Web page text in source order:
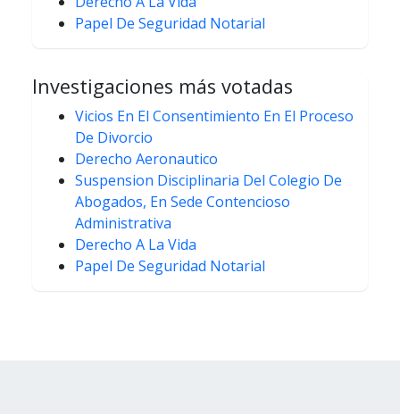
Papel De Seguridad Notarial
Investigaciones más votadas
Vicios En El Consentimiento En El Proceso
De Divorcio
Derecho Aeronautico
Suspension Disciplinaria Del Colegio De
Abogados, En Sede Contencioso
Administrativa
Derecho A La Vida
Papel De Seguridad Notarial